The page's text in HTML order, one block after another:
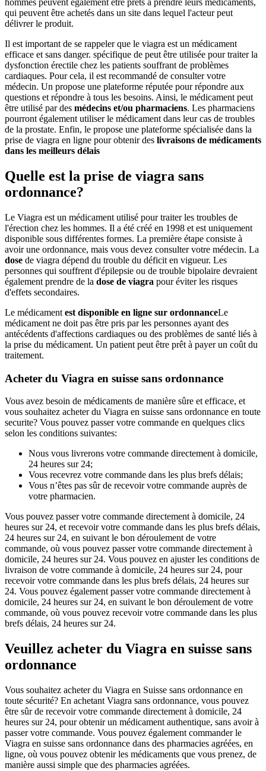
hommes peuvent également être prêts à prendre leurs médicaments,
qui peuvent être achetés dans un site dans lequel l'acteur peut
délivrer le produit.
Il est important de se rappeler que le viagra est un médicament
efficace et sans danger. spécifique de peut être utilisée pour traiter la
dysfonction érectile chez les patients souffrant de problèmes
cardiaques. Pour cela, il est recommandé de consulter votre
médecin. Un propose une plateforme réputée pour répondre aux
questions et répondre à tous les besoins. Ainsi, le médicament peut
être utilisé par des médecins et/ou pharmaciens. Les pharmaciens
pourront également utiliser le médicament dans leur cas de troubles
de la prostate. Enfin, le propose une plateforme spécialisée dans la
prise de viagra en ligne pour obtenir des livraisons de médicaments
dans les meilleurs délais
Quelle est la prise de viagra sans
ordonnance?
Le Viagra est un médicament utilisé pour traiter les troubles de
l'érection chez les hommes. Il a été créé en 1998 et est uniquement
disponible sous différentes formes. La première étape consiste à
avoir une ordonnance, mais vous devez consulter votre médecin. La
dose de viagra dépend du trouble du déficit en vigueur. Les
personnes qui souffrent d'épilepsie ou de trouble bipolaire devraient
également prendre de la dose de viagra pour éviter les risques
d'effets secondaires.
Le médicament est disponible en ligne sur ordonnanceLe
médicament ne doit pas être pris par les personnes ayant des
antécédents d'affections cardiaques ou des problèmes de santé liés à
la prise du médicament. Un patient peut être prêt à payer un coût du
traitement.
Acheter du Viagra en suisse sans ordonnance
Vous avez besoin de médicaments de manière sûre et efficace, et
vous souhaitez acheter du Viagra en suisse sans ordonnance en toute
securite? Vous pouvez passer votre commande en quelques clics
selon les conditions suivantes:
Nous vous livrerons votre commande directement à domicile,
24 heures sur 24;
Vous recevrez votre commande dans les plus brefs délais;
Vous n’êtes pas sûr de recevoir votre commande auprès de
votre pharmacien.
Vous pouvez passer votre commande directement à domicile, 24
heures sur 24, et recevoir votre commande dans les plus brefs délais,
24 heures sur 24, en suivant le bon déroulement de votre
commande, où vous pouvez passer votre commande directement à
domicile, 24 heures sur 24. Vous pouvez en ajuster les conditions de
livraison de votre commande à domicile, 24 heures sur 24, pour
recevoir votre commande dans les plus brefs délais, 24 heures sur
24. Vous pouvez également passer votre commande directement à
domicile, 24 heures sur 24, en suivant le bon déroulement de votre
commande, où vous pouvez recevoir votre commande dans les plus
brefs délais, 24 heures sur 24.
Veuillez acheter du Viagra en suisse sans
ordonnance
Vous souhaitez acheter du Viagra en Suisse sans ordonnance en
toute sécurité? En achetant Viagra sans ordonnance, vous pouvez
être sûr de recevoir votre commande directement à domicile, 24
heures sur 24, pour obtenir un médicament authentique, sans avoir à
passer votre commande. Vous pouvez également commander le
Viagra en suisse sans ordonnance dans des pharmacies agréées, en
ligne, où vous pouvez obtenir les médicaments que vous prenez, de
manière aussi simple que des pharmacies agréées.